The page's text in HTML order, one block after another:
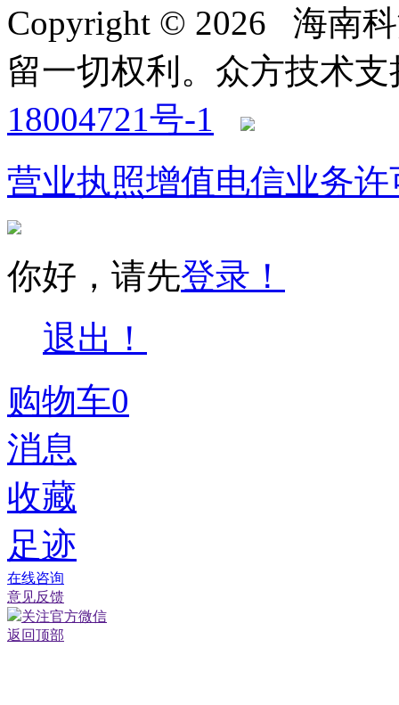
Copyright © 2026 海南
留一切权利。 众方技术支
18004721号-1
营业执照增值电信业务许
你好，请先登录！
退出！
购物车0
消息
收藏
足迹
在线咨询
意见反馈
关注官方微信
返回顶部